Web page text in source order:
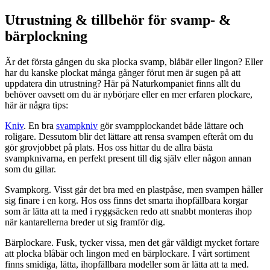
Utrustning & tillbehör för svamp- &
bärplockning
Är det första gången du ska plocka svamp, blåbär eller lingon? Eller
har du kanske plockat många gånger förut men är sugen på att
uppdatera din utrustning? Här på Naturkompaniet finns allt du
behöver oavsett om du är nybörjare eller en mer erfaren plockare,
här är några tips:
Kniv. En bra svampkniv gör svampplockandet både lättare och
roligare. Dessutom blir det lättare att rensa svampen efteråt om du
gör grovjobbet på plats. Hos oss hittar du de allra bästa
svampknivarna, en perfekt present till dig själv eller någon annan
som du gillar.
Svampkorg. Visst går det bra med en plastpåse, men svampen håller
sig finare i en korg. Hos oss finns det smarta ihopfällbara korgar
som är lätta att ta med i ryggsäcken redo att snabbt monteras ihop
när kantarellerna breder ut sig framför dig.
Bärplockare. Fusk, tycker vissa, men det går väldigt mycket fortare
att plocka blåbär och lingon med en bärplockare. I vårt sortiment
finns smidiga, lätta, ihopfällbara modeller som är lätta att ta med.